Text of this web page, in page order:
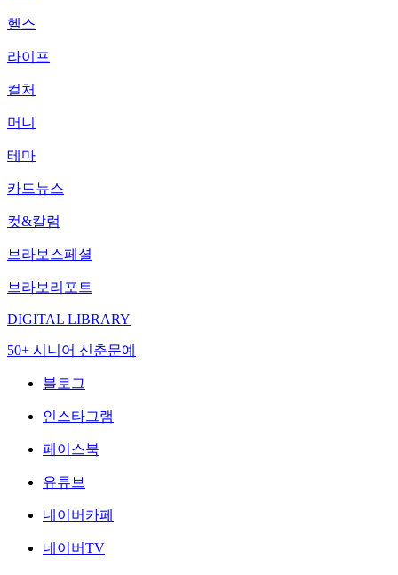
헬스
라이프
컬처
머니
테마
카드뉴스
컷&칼럼
브라보스페셜
브라보리포트
DIGITAL LIBRARY
50+ 시니어 신춘문예
블로그
인스타그램
페이스북
유튜브
네이버카페
네이버TV